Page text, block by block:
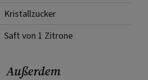
Kristallzucker
Saft von 1 Zitrone
Außerdem